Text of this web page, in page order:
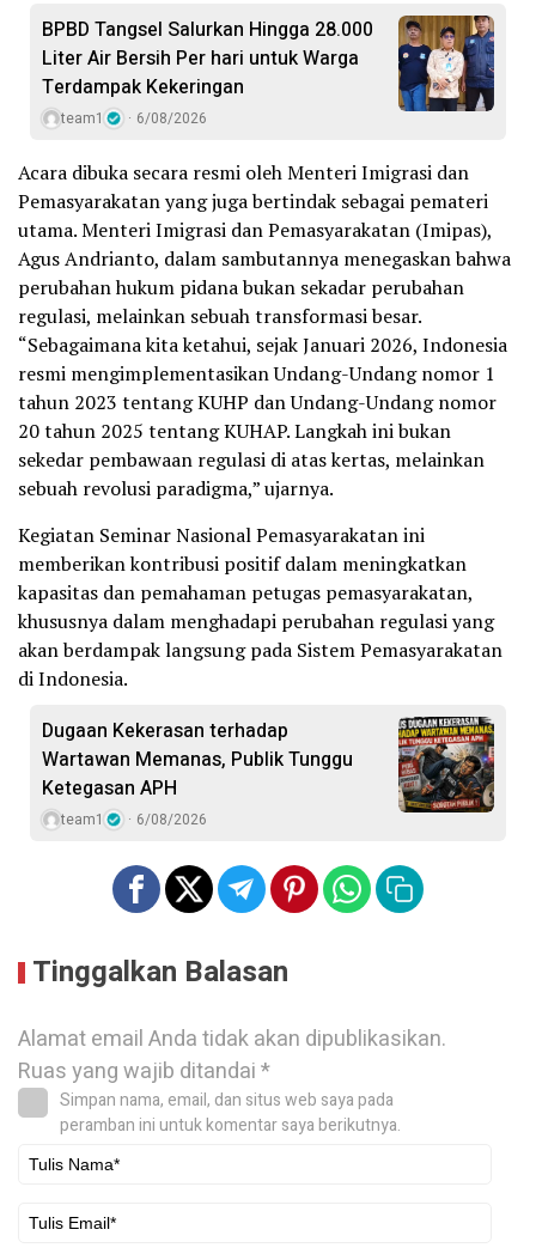
BPBD Tangsel Salurkan Hingga 28.000
Liter Air Bersih Per hari untuk Warga
Terdampak Kekeringan
team1 6/08/2026
Acara dibuka secara resmi oleh Menteri Imigrasi dan
Pemasyarakatan yang juga bertindak sebagai pemateri
utama. Menteri Imigrasi dan Pemasyarakatan (Imipas),
Agus Andrianto, dalam sambutannya menegaskan bahwa
perubahan hukum pidana bukan sekadar perubahan
regulasi, melainkan sebuah transformasi besar.
“Sebagaimana kita ketahui, sejak Januari 2026, Indonesia
resmi mengimplementasikan Undang-Undang nomor 1
tahun 2023 tentang KUHP dan Undang-Undang nomor
20 tahun 2025 tentang KUHAP. Langkah ini bukan
sekedar pembawaan regulasi di atas kertas, melainkan
sebuah revolusi paradigma,” ujarnya.
Kegiatan Seminar Nasional Pemasyarakatan ini
memberikan kontribusi positif dalam meningkatkan
kapasitas dan pemahaman petugas pemasyarakatan,
khususnya dalam menghadapi perubahan regulasi yang
akan berdampak langsung pada Sistem Pemasyarakatan
di Indonesia.
Dugaan Kekerasan terhadap
Wartawan Memanas, Publik Tunggu
Ketegasan APH
team1 6/08/2026
Tinggalkan Balasan
Alamat email Anda tidak akan dipublikasikan.
Ruas yang wajib ditandai*
Simpan nama, email, dan situs web saya pada
peramban ini untuk komentar saya berikutnya.